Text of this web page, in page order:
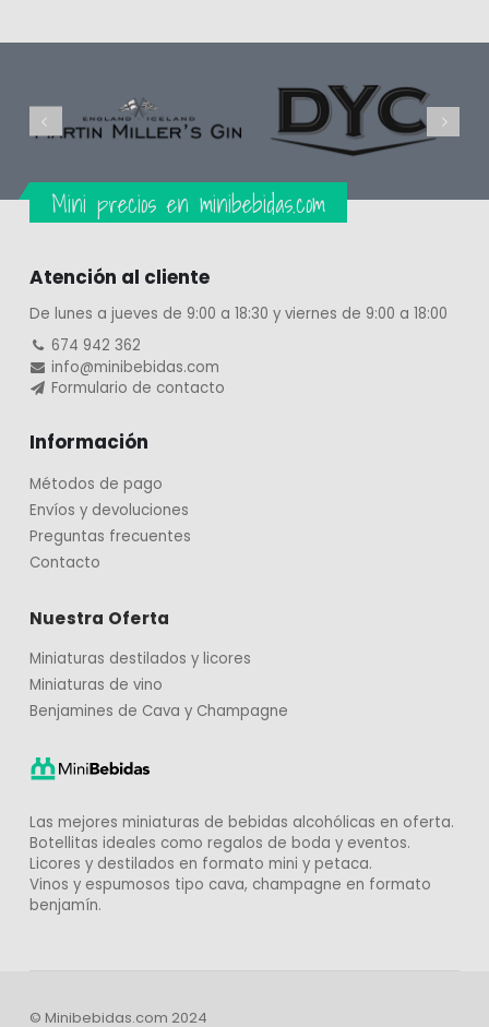
Mini precios en minibebidas.com
Atención al cliente
De lunes a jueves de 9:00 a 18:30 y viernes de 9:00 a 18:00
674 942 362
info@minibebidas.com
Formulario de contacto
Información
Métodos de pago
Envíos y devoluciones
Preguntas frecuentes
Contacto
Nuestra Oferta
Miniaturas destilados y licores
Miniaturas de vino
Benjamines de Cava y Champagne
Las mejores miniaturas de bebidas alcohólicas en oferta.
Botellitas ideales como regalos de boda y eventos.
Licores y destilados en formato mini y petaca.
Vinos y espumosos tipo cava, champagne en formato
benjamín.
© Minibebidas.com 2024